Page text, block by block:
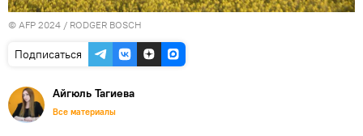
© AFP 2024 / RODGER BOSCH
Подписаться
Айгюль Тагиева
Все материалы